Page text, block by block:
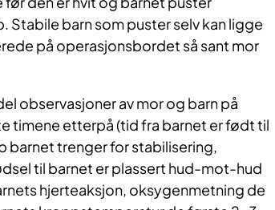
Stabile barn som puster selv kan ligge
på operasjonsbordet så sant mor
observasjoner av mor og barn på
timene etterpå (tid fra barnet er født til
barnet trenger for stabilisering,
til barnet er plassert hud-mot-hud
hjerteaksjon, oksygenmetning de